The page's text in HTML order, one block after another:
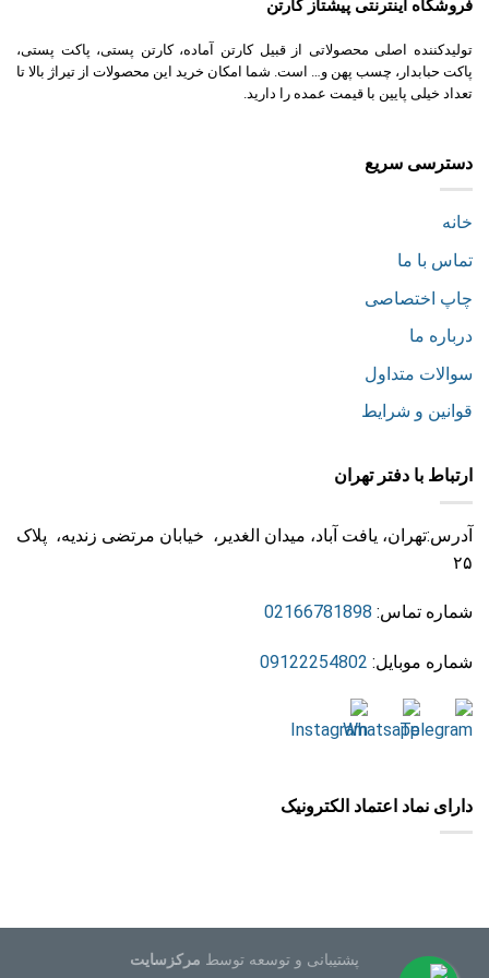
فروشگاه اینترنتی پیشتاز کارتن
تولیدکننده اصلی محصولاتی از قبیل کارتن آماده، کارتن پستی، پاکت پستی،
پاکت حبابدار، چسب پهن و… است. شما امکان خرید این محصولات از تیراژ بالا تا
تعداد خیلی پایین با قیمت عمده را دارید.
دسترسی سریع
خانه
تماس با ما
چاپ اختصاصی
درباره ما
سوالات متداول
قوانین و شرایط
ارتباط با دفتر تهران
آدرس:تهران، یافت آباد، میدان الغدیر، خیابان مرتضی زندیه، پلاک
۲۵
شماره تماس: 02166781898
شماره موبایل: 09122254802
دارای نماد اعتماد الکترونیک
پشتیبانی و توسعه توسط مرکزسایت